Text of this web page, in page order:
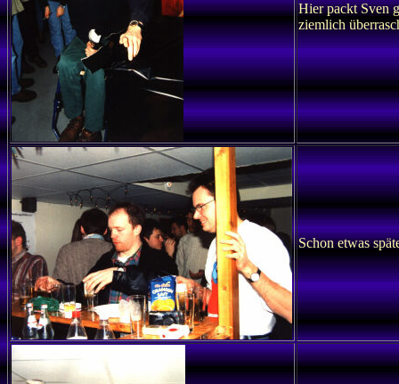
Hier packt Sven
ziemlich
Schon etwas